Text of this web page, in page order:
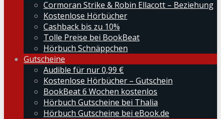
Cormoran Strike & Robin Ellacott – Beziehung
Kostenlose Hörbücher
Cashback bis zu 10%
Tolle Preise bei BookBeat
Hörbuch Schnäppchen
Gutscheine
Audible für nur 0,99 €
Kostenlose Hörbücher – Gutschein
BookBeat 6 Wochen kostenlos
Hörbuch Gutscheine bei Thalia
Hörbuch Gutscheine bei eBook.de